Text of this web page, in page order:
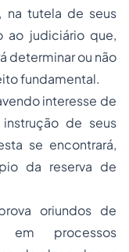
na tutela de seus
ao judiciário que,
determinar ou não
fundamental.
interesse de
de seus
se encontrará,
da reserva de
oriundos de
processos